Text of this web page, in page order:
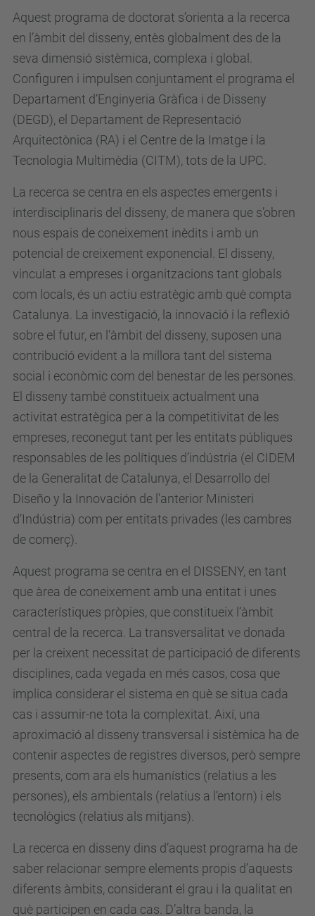
Aquest programa de doctorat s’orienta a la recerca
en l’àmbit del disseny, entès globalment des de la
seva dimensió sistèmica, complexa i global.
Configuren i impulsen conjuntament el programa el
Departament d’Enginyeria Gràfica i de Disseny
(DEGD), el Departament de Representació
Arquitectònica (RA) i el Centre de la Imatge i la
Tecnologia Multimèdia (CITM), tots de la UPC.
La recerca se centra en els aspectes emergents i
interdisciplinaris del disseny, de manera que s’obren
nous espais de coneixement inèdits i amb un
potencial de creixement exponencial. El disseny,
vinculat a empreses i organitzacions tant globals
com locals, és un actiu estratègic amb què compta
Catalunya. La investigació, la innovació i la reflexió
sobre el futur, en l’àmbit del disseny, suposen una
contribució evident a la millora tant del sistema
social i econòmic com del benestar de les persones.
El disseny també constitueix actualment una
activitat estratègica per a la competitivitat de les
empreses, reconegut tant per les entitats públiques
responsables de les polítiques d’indústria (el CIDEM
de la Generalitat de Catalunya, el Desarrollo del
Diseño y la Innovación de l’anterior Ministeri
d’Indústria) com per entitats privades (les cambres
de comerç).
Aquest programa se centra en el DISSENY, en tant
que àrea de coneixement amb una entitat i unes
característiques pròpies, que constitueix l’àmbit
central de la recerca. La transversalitat ve donada
per la creixent necessitat de participació de diferents
disciplines, cada vegada en més casos, cosa que
implica considerar el sistema en què se situa cada
cas i assumir-ne tota la complexitat. Així, una
aproximació al disseny transversal i sistèmica ha de
contenir aspectes de registres diversos, però sempre
presents, com ara els humanístics (relatius a les
persones), els ambientals (relatius a l’entorn) i els
tecnològics (relatius als mitjans).
La recerca en disseny dins d’aquest programa ha de
saber relacionar sempre elements propis d’aquests
diferents àmbits, considerant el grau i la qualitat en
què participen en cada cas. D’altra banda, la